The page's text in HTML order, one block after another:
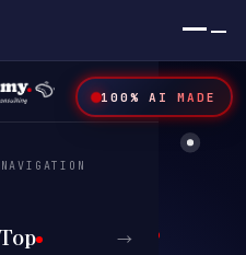
×
Top →
00: 00
つなぐ
翻訳者」
100% AI MADE